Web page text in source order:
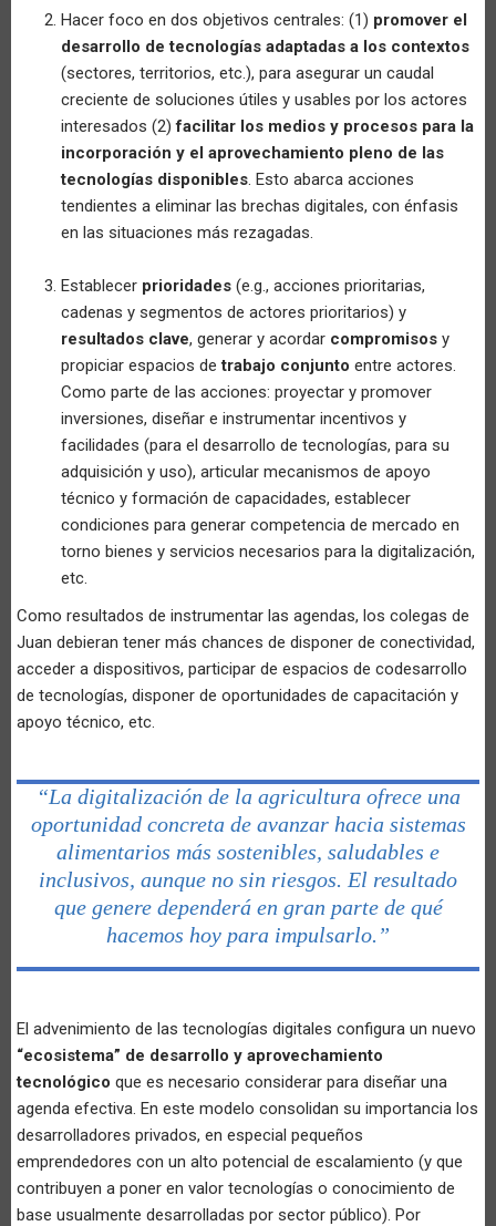
Hacer foco en dos objetivos centrales: (1) promover el
desarrollo de tecnologías adaptadas a los contextos
(sectores, territorios, etc.), para asegurar un caudal
creciente de soluciones útiles y usables por los actores
interesados (2)facilitar los medios y procesos para la
incorporación y el aprovechamiento pleno de las
tecnologías disponibles. Esto abarca acciones
tendientes a eliminar las brechas digitales, con énfasis
en las situaciones más rezagadas.
Establecer prioridades (e.g., acciones prioritarias,
cadenas y segmentos de actores prioritarios) y
resultados clave, generar y acordar compromisos y
propiciar espacios detrabajo conjunto entre actores.
Como parte de las acciones: proyectar y promover
inversiones, diseñar e instrumentar incentivos y
facilidades (para el desarrollo de tecnologías, para su
adquisición y uso), articular mecanismos de apoyo
técnico y formación de capacidades, establecer
condiciones para generar competencia de mercado en
torno bienes y servicios necesarios para la digitalización,
etc.
Como resultados de instrumentar las agendas, los colegas de
Juan debieran tener más chances de disponer de conectividad,
acceder a dispositivos, participar de espacios de codesarrollo
de tecnologías, disponer de oportunidades de capacitación y
apoyo técnico, etc.
“La digitalización de la agricultura ofrece una
oportunidad concreta de avanzar hacia sistemas
alimentarios más sostenibles, saludables e
inclusivos, aunque no sin riesgos. El resultado
que genere dependerá en gran parte de qué
hacemos hoy para impulsarlo.”
El advenimiento de las tecnologías digitales configura un nuevo
“ecosistema” de desarrollo y aprovechamiento
tecnológico que es necesario considerar para diseñar una
agenda efectiva. En este modelo consolidan su importancia los
desarrolladores privados, en especial pequeños
emprendedores con un alto potencial de escalamiento (y que
contribuyen a poner en valor tecnologías o conocimiento de
base usualmente desarrolladas por sector público). Por